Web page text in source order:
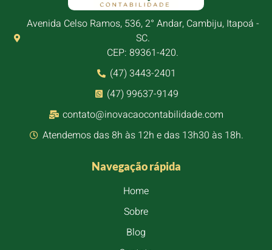
Avenida Celso Ramos, 536, 2° Andar, Cambiju, Itapoá -
SC.
CEP: 89361-420.
(47) 3443-2401
(47) 99637-9149
contato@inovacaocontabilidade.com
Atendemos das 8h às 12h e das 13h30 às 18h.
Navegação rápida
Home
Sobre
Blog